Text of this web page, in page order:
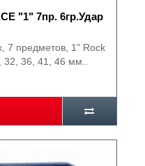
"1" 7пр. 6гр.Удар
7 предметов, 1" Rock
36, 41, 46 мм..